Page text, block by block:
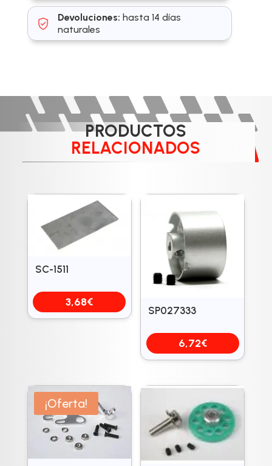
Devoluciones: hasta 14 días
naturales
PRODUCTOS
RELACIONADOS
SC-1511
3,68€
SP027333
6,72€
¡Oferta!